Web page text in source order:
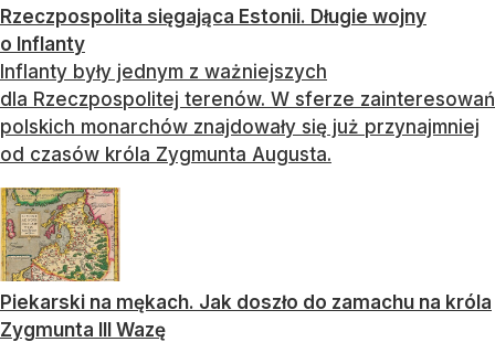
Rzeczpospolita sięgająca Estonii. Długie wojny
o Inflanty
Inflanty były jednym z ważniejszych
dla Rzeczpospolitej terenów. W sferze zainteresowań
polskich monarchów znajdowały się już przynajmniej
od czasów króla Zygmunta Augusta.
Piekarski na mękach. Jak doszło do zamachu na króla
Zygmunta III Wazę